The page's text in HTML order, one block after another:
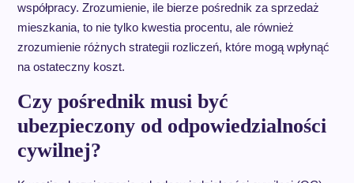
współpracy. Zrozumienie, ile bierze pośrednik za sprzedaż
mieszkania, to nie tylko kwestia procentu, ale również
zrozumienie różnych strategii rozliczeń, które mogą wpłynąć
na ostateczny koszt.
Czy pośrednik musi być
ubezpieczony od odpowiedzialności
cywilnej?